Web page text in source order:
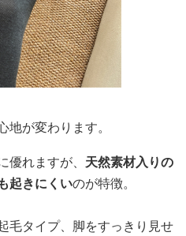
が変わります。
れますが、 天然素材入りの
起きにくいのが特徴。
毛タイプ、脚をすっきり見せ